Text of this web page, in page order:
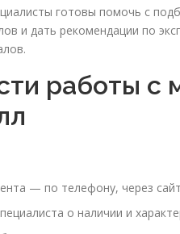
готовы помочь с
и дать рекомендации по
работы с
— по телефону, через
о наличии и